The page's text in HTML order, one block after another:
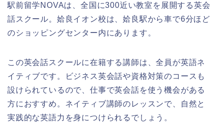
駅前留学NOVAは、全国に300近い教室を展開する英会
話スクール。姶良イオン校は、姶良駅から車で6分ほど
のショッピングセンター内にあります。
この英会話スクールに在籍する講師は、全員が英語ネ
イティブです。ビジネス英会話や資格対策のコースも
設けられているので、仕事で英会話を使う機会がある
方におすすめ。ネイティブ講師のレッスンで、自然と
実践的な英語力を身につけられるでしょう。